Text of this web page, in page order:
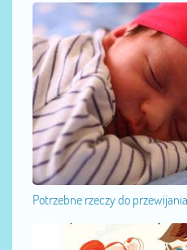
Potrzebne rzeczy do